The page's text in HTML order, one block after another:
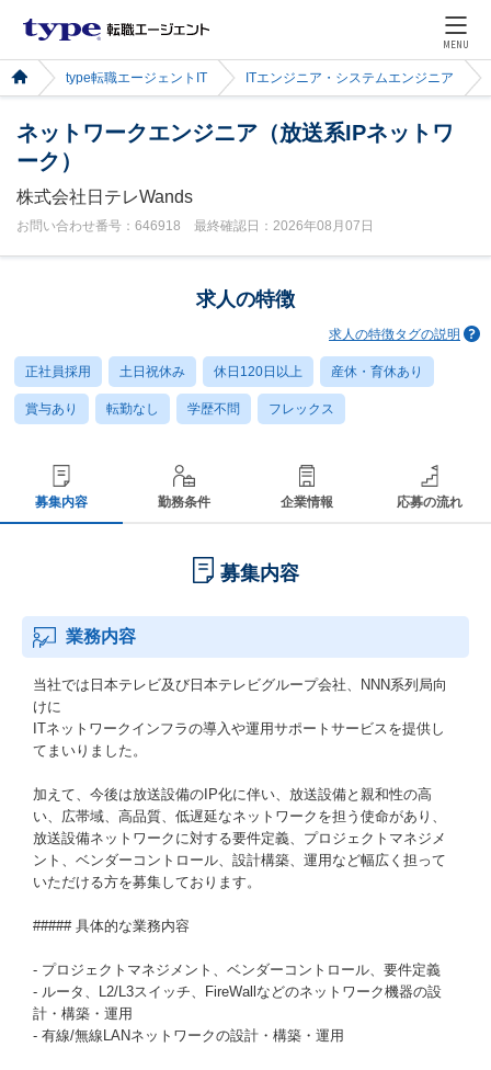
MENU
type転職エージェントIT ITエンジニア・システムエンジニア
ネットワークエンジニア（放送系IPネットワ
ーク）
株式会社日テレWands
お問い合わせ番号：646918 最終確認日：2026年08月07日
求人の特徴
求人の特徴タグの説明
正社員採用 土日祝休み 休日120日以上 産休・育休あり
賞与あり 転勤なし 学歴不問 フレックス
募集内容 勤務条件 企業情報 応募の流れ
募集内容
業務内容
当社では日本テレビ及び日本テレビグループ会社、NNN系列局向
けに
ITネットワークインフラの導入や運用サポートサービスを提供し
てまいりました。
加えて、今後は放送設備のIP化に伴い、放送設備と親和性の高
い、広帯域、高品質、低遅延なネットワークを担う使命があり、
放送設備ネットワークに対する要件定義、プロジェクトマネジメ
ント、ベンダーコントロール、設計構築、運用など幅広く担って
いただける方を募集しております。
##### 具体的な業務内容
- プロジェクトマネジメント、ベンダーコントロール、要件定義
- ルータ、L2/L3スイッチ、FireWallなどのネットワーク機器の設
計・構築・運用
- 有線/無線LANネットワークの設計・構築・運用